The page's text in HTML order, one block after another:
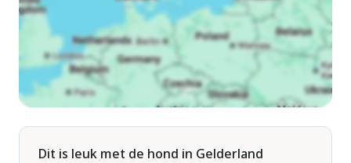
Dit is leuk met de hond in Gelderland